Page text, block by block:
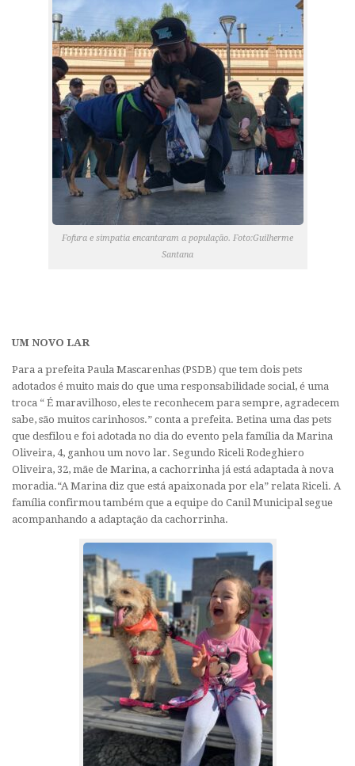
Fofura e simpatia encantaram a população. Foto:Guilherme
Santana
UM NOVO LAR
Para a prefeita Paula Mascarenhas (PSDB) que tem dois pets
adotados é muito mais do que uma responsabilidade social, é uma
troca “ É maravilhoso, eles te reconhecem para sempre, agradecem
sabe, são muitos carinhosos.” conta a prefeita. Betina uma das pets
que desfilou e foi adotada no dia do evento pela família da Marina
Oliveira, 4, ganhou um novo lar. Segundo Riceli Rodeghiero
Oliveira, 32, mãe de Marina, a cachorrinha já está adaptada à nova
moradia.“A Marina diz que está apaixonada por ela” relata Riceli. A
família confirmou também que a equipe do Canil Municipal segue
acompanhando a adaptação da cachorrinha.